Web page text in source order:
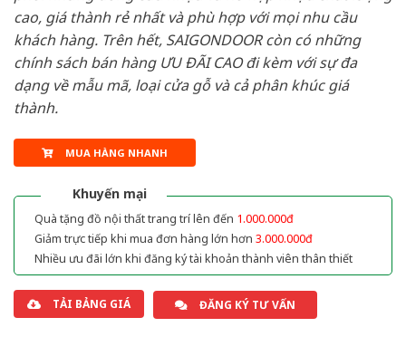
cao, giá thành rẻ nhất và phù hợp với mọi nhu cầu
khách hàng. Trên hết, SAIGONDOOR còn có những
chính sách bán hàng ƯU ĐÃI CAO đi kèm với sự đa
dạng về mẫu mã, loại cửa gỗ và cả phân khúc giá
thành.
MUA HÀNG NHANH
Khuyến mại
Quà tặng đồ nội thất trang trí lên đến 1.000.000đ
Giảm trực tiếp khi mua đơn hàng lớn hơn 3.000.000đ
Nhiều ưu đãi lớn khi đăng ký tài khoản thành viên thân thiết
TẢI BẢNG GIÁ ĐĂNG KÝ TƯ VẤN